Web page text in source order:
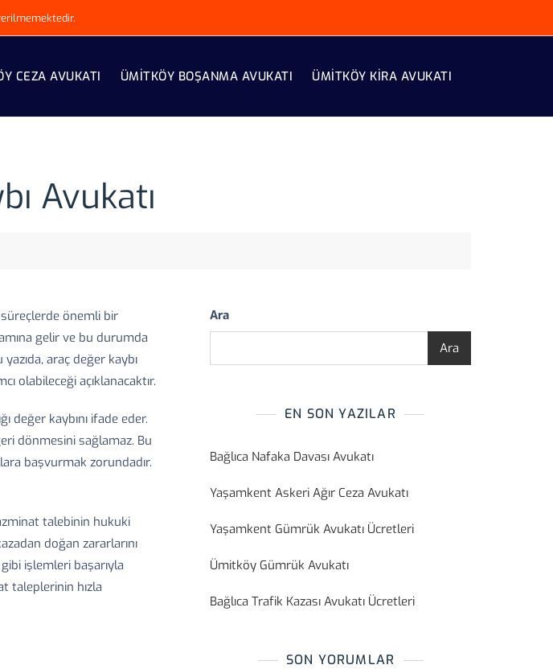
CEZA AVUKATI ÜMITKÖY BOŞANMA AVUKATI ÜMITKÖY KIRA AVUKATI
Avukatı
süreçlerde önemli bir
gelir ve bu durumda
araç değer kaybı
olabileceği açıklanacaktır.
değer kaybını ifade eder.
dönmesini sağlamaz. Bu
başvurmak zorundadır.
talebinin hukuki
doğan zararlarını
işlemleri başarıyla
taleplerinin hızla
Ara
Ara
EN SON YAZILAR
Bağlıca Nafaka Davası Avukatı
Yaşamkent Askeri Ağır Ceza Avukatı
Yaşamkent Gümrük Avukatı Ücretleri
Ümitköy Gümrük Avukatı
Bağlıca Trafik Kazası Avukatı Ücretleri
SON YORUMLAR